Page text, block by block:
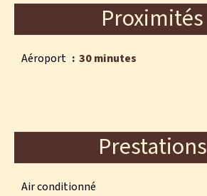
Proximités
Aéroport 30 minutes
Prestations
Air conditionné